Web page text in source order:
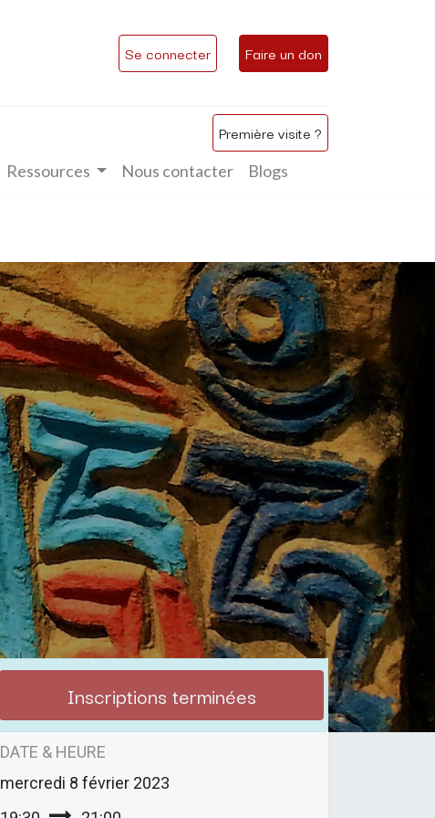
Se connecter Faire un don
Première visite ?
Ressources Nous contacter Blogs
Inscriptions terminées
DATE & HEURE
mercredi 8 février 2023